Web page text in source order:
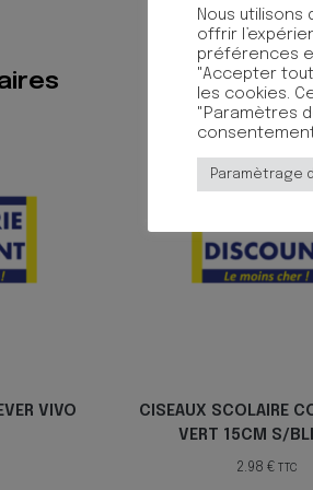
VIVO
CISEAUX SCOLAIRE
VERT 15CM S/
2.98 € TTC
Nous utilisons
offrir
préférences
"Accepter
les cookies.
"Paramètres
Paramètrage